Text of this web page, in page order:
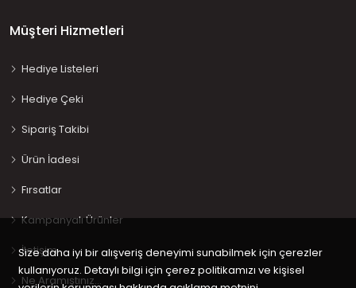
Müşteri Hizmetleri
Hediye Listeleri
Hediye Çeki
Sipariş Takibi
Ürün İadesi
Fırsatlar
Kampanyalı Ürünler
İletişim
Ne Aramıştınız…
Size daha iyi bir alışveriş deneyimi sunabilmek için çerezler
kullanıyoruz. Detaylı bilgi için çerez politikamızı ve kişisel